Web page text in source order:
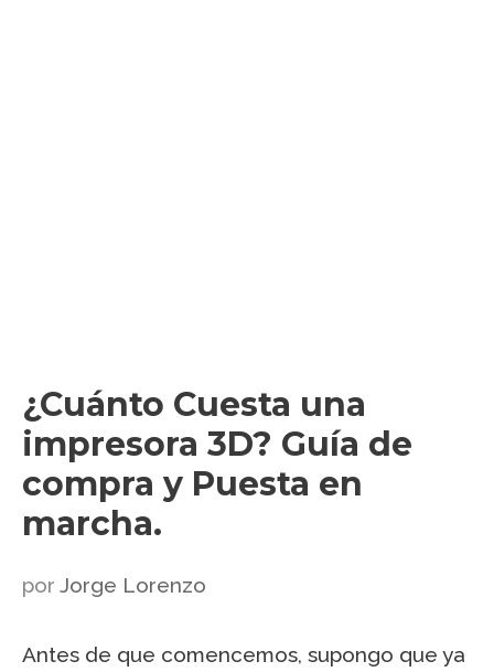
¿Cuánto Cuesta una
impresora 3D? Guía de
compra y Puesta en
marcha.
por Jorge Lorenzo
Antes de que comencemos, supongo que ya